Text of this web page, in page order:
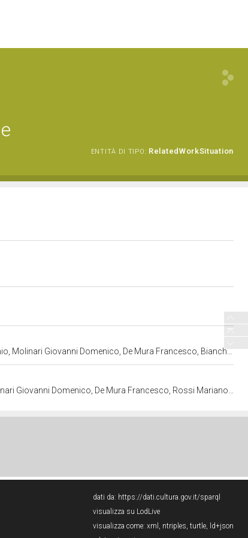
ENTITÀ DI TIPO: RelatedWorkSituation
Bianchi Carlo Felice, Rossi Mariano - manifattura torinese (ultimo quarto sec. XVIII)
Francesco, Rossi Mariano - manifattura torinese (ultimo quarto sec. XVIII)
dati da: https://dati.cultura.gov.it/sparql
visualizza su LodLive
visualizza come: xml , ntriples, turtle, ld+json